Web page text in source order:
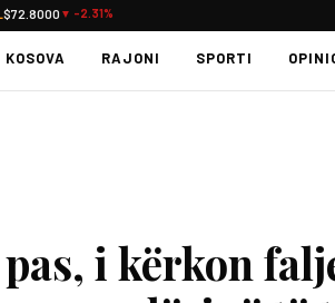
$72.8000 ▼ -2.31%
KOSOVA RAJONI SPORTI
i kërkon